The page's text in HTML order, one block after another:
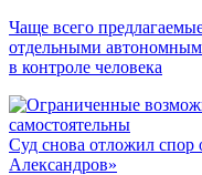
Чаще всего
отдельными
в контроле человека
Суд снова отложил спор
Александров»